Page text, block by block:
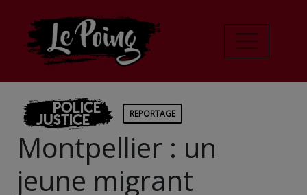
Police
Justice REPORTAGE
Montpellier : un
jeune migrant